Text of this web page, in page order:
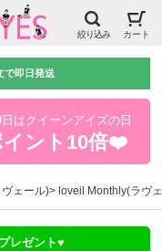
絞り込み カート
で即日発送
はクイーンアイズの日
ント10倍❤️
ェール) loveil Monthly(ラヴ
レゼント♥